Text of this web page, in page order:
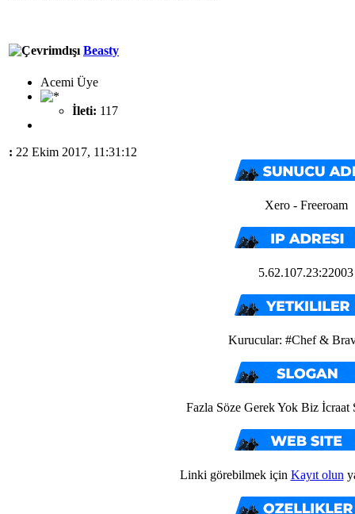
Beasty
Acemi Üye
İleti: 117
: 22 Ekim 2017, 11:31:12
Xero - Freeroam
5.62.107.23:22003
Kurucular: #Chef &
Fazla Söze Gerek Yok Biz İcraat
Linki görebilmek için Kayıt olun